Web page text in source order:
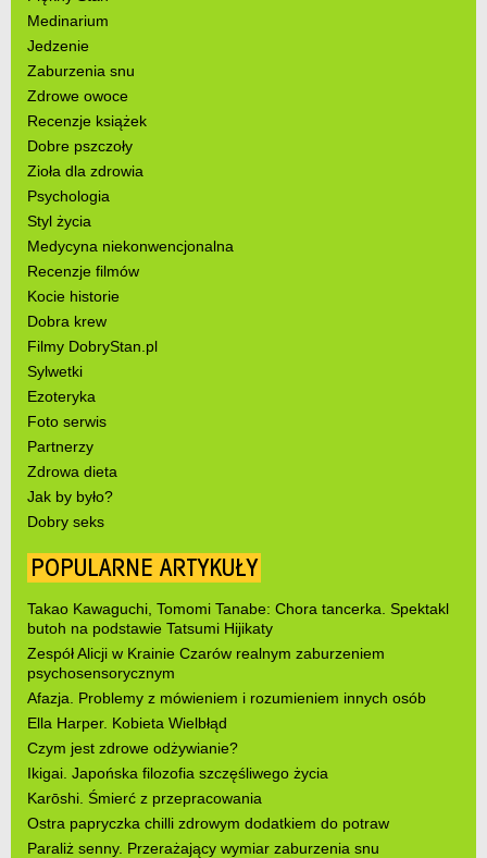
Medinarium
Jedzenie
Zaburzenia snu
Zdrowe owoce
Recenzje książek
Dobre pszczoły
Zioła dla zdrowia
Psychologia
Styl życia
Medycyna niekonwencjonalna
Recenzje filmów
Kocie historie
Dobra krew
Filmy DobryStan.pl
Sylwetki
Ezoteryka
Foto serwis
Partnerzy
Zdrowa dieta
Jak by było?
Dobry seks
POPULARNE ARTYKUŁY
Takao Kawaguchi, Tomomi Tanabe: Chora tancerka. Spektakl
butoh na podstawie Tatsumi Hijikaty
Zespół Alicji w Krainie Czarów realnym zaburzeniem
psychosensorycznym
Afazja. Problemy z mówieniem i rozumieniem innych osób
Ella Harper. Kobieta Wielbłąd
Czym jest zdrowe odżywianie?
Ikigai. Japońska filozofia szczęśliwego życia
Karōshi. Śmierć z przepracowania
Ostra papryczka chilli zdrowym dodatkiem do potraw
Paraliż senny. Przerażający wymiar zaburzenia snu